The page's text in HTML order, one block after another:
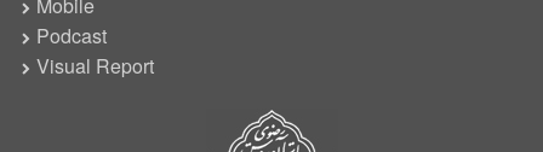
Mobile
Podcast
Visual Report